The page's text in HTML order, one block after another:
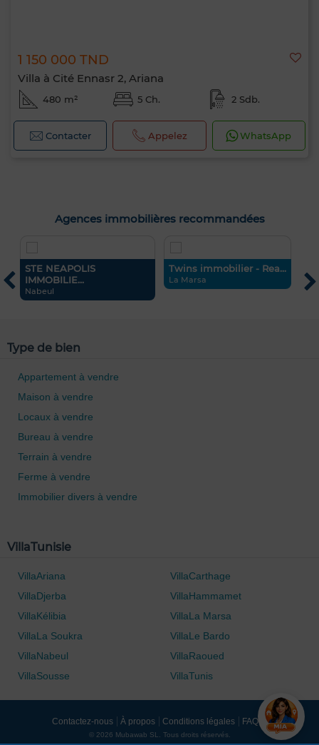
1 150 000 TND
Villa à Cité Ennasr 2, Ariana
480 m² 5 Ch. 2 Sdb.
Contacter Appelez WhatsApp
Agences immobilières recommandées
STE NEAPOLIS
IMMOBILIE...
Nabeul
Twins immobilier - Rea...
La Marsa
Type de bien
Appartement à vendre
Maison à vendre
Locaux à vendre
Bureau à vendre
Terrain à vendre
Ferme à vendre
Immobilier divers à vendre
VillaTunisie
VillaAriana
VillaCarthage
VillaDjerba
VillaHammamet
VillaKélibia
VillaLa Marsa
VillaLa Soukra
VillaLe Bardo
VillaNabeul
VillaRaoued
VillaSousse
VillaTunis
Contactez-nous À propos Conditions légales FAQ's
© 2026 Mubawab SL. Tous droits réservés.